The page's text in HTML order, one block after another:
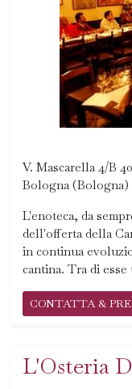
V. Mascarella 4/B
Bologna (Bologna)
L'enoteca, da
dell'offerta della
in continua
cantina. Tra di esse
CONTATTA &
L'Osteria